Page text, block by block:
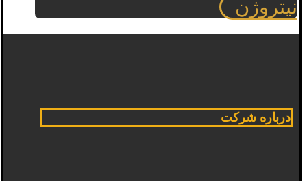
نیتروژن
درباره شرکت